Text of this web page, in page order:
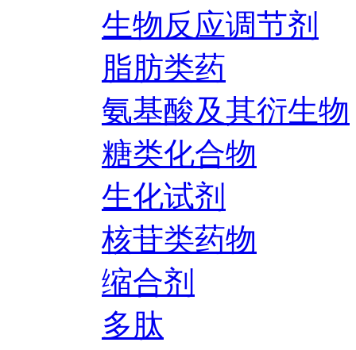
生物反应调节剂
脂肪类药
氨基酸及其衍生物
糖类化合物
生化试剂
核苷类药物
缩合剂
多肽